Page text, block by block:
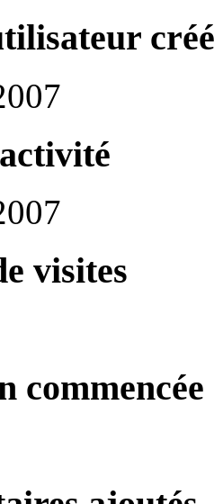
créé
visites
commencée